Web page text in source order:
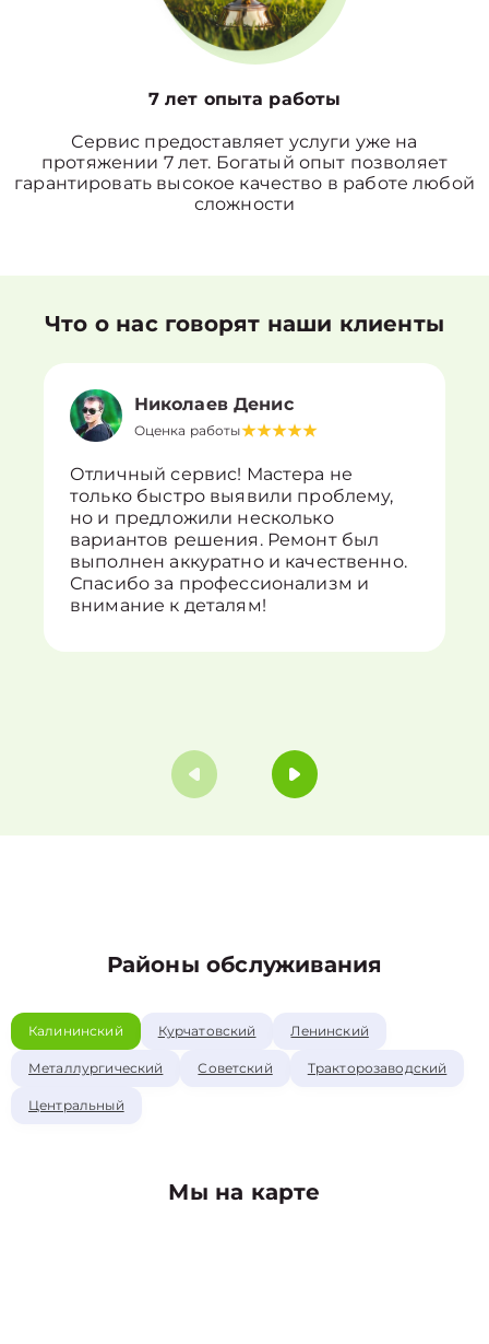
7 лет опыта работы
Сервис предоставляет услуги уже на
протяжении 7 лет. Богатый опыт позволяет
гарантировать высокое качество в работе любой
сложности
Что о нас говорят наши клиенты
Николаев Денис
Оценка работы
Отличный сервис! Мастера не
только быстро выявили проблему,
но и предложили несколько
вариантов решения. Ремонт был
выполнен аккуратно и качественно.
Спасибо за профессионализм и
внимание к деталям!
Районы обслуживания
Калининский Курчатовский Ленинский
Металлургический Советский Тракторозаводский
Центральный
Мы на карте